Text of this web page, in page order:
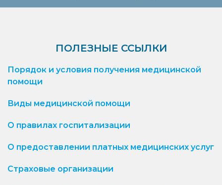
ПОЛЕЗНЫЕ ССЫЛКИ
Порядок и условия получения медицинской
помощи
Виды медицинской помощи
О правилах госпитализации
О предоставлении платных медицинских услуг
Страховые организации